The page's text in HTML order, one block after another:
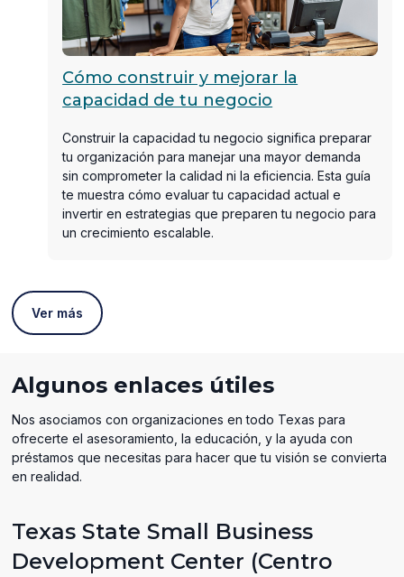
Cómo construir y mejorar la
capacidad de tu negocio
Construir la capacidad tu negocio significa preparar
tu organización para manejar una mayor demanda
sin comprometer la calidad ni la eficiencia. Esta guía
te muestra cómo evaluar tu capacidad actual e
invertir en estrategias que preparen tu negocio para
un crecimiento escalable.
Ver más
Algunos enlaces útiles
Nos asociamos con organizaciones en todo Texas para
ofrecerte el asesoramiento, la educación, y la ayuda con
préstamos que necesitas para hacer que tu visión se convierta
en realidad.
Texas State Small Business
Development Center (Centro